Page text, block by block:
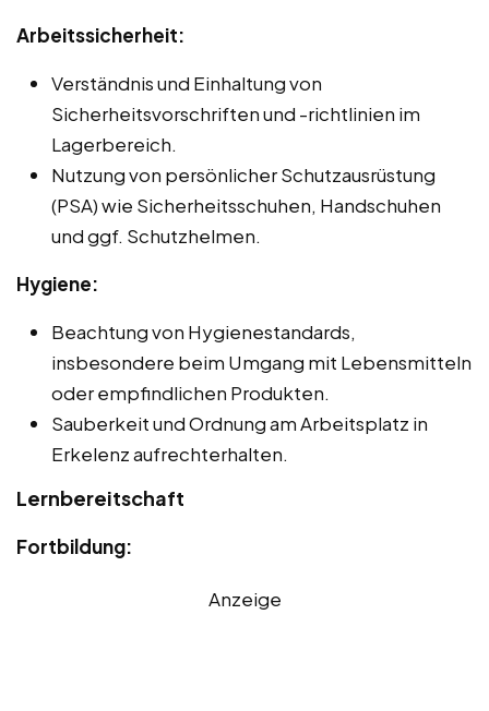
Arbeitssicherheit:
Verständnis und Einhaltung von
Sicherheitsvorschriften und -richtlinien im
Lagerbereich.
Nutzung von persönlicher Schutzausrüstung
(PSA) wie Sicherheitsschuhen, Handschuhen
und ggf. Schutzhelmen.
Hygiene:
Beachtung von Hygienestandards,
insbesondere beim Umgang mit Lebensmitteln
oder empfindlichen Produkten.
Sauberkeit und Ordnung am Arbeitsplatz in
Erkelenz aufrechterhalten.
Lernbereitschaft
Fortbildung:
Anzeige